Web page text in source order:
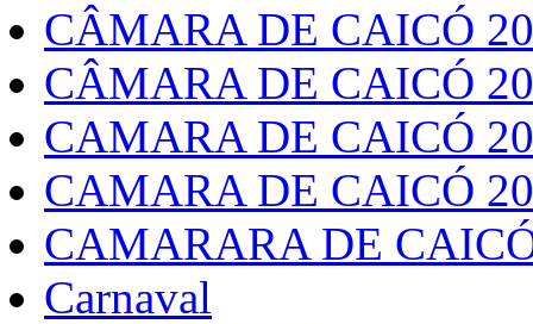
CÂMARA DE CAICÓ
CÂMARA DE CAICÓ
CAMARA DE CAICÓ
CAMARA DE CAICÓ
CAMARARA DE
Carnaval